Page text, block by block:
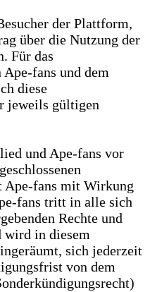
der Plattform,
über die Nutzung der
Für das
fans und dem
diese
jeweils gültigen
und Ape-fans vor
Ape-fans mit Wirkung
fans tritt in alle sich
Rechte und
in diesem
sich jederzeit
von dem